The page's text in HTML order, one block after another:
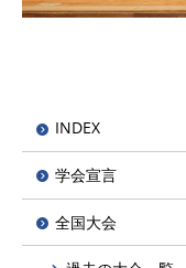
INDEX
学会宣言
全国大会